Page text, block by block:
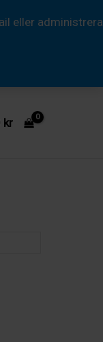
eller administrera
kr